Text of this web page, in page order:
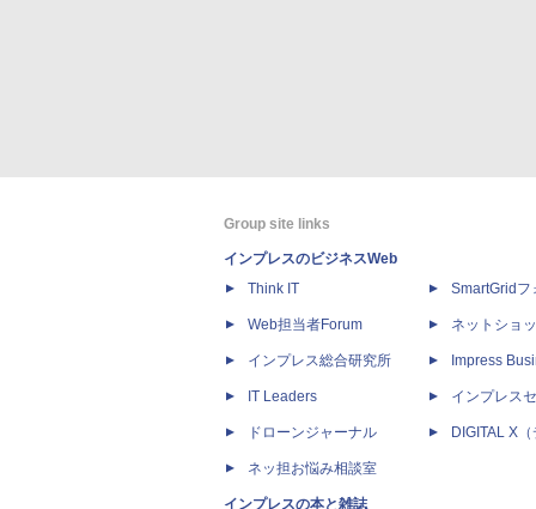
Group site links
インプレスのビジネスWeb
Think IT
Web担当者Forum
インプレス総合研究所
IT Leaders
ドローンジャーナル
ネッ担お悩み相談室
インプレスの本と雑誌
SmartGridフ
ネットショ
Impress
インプレス
DIGITAL X